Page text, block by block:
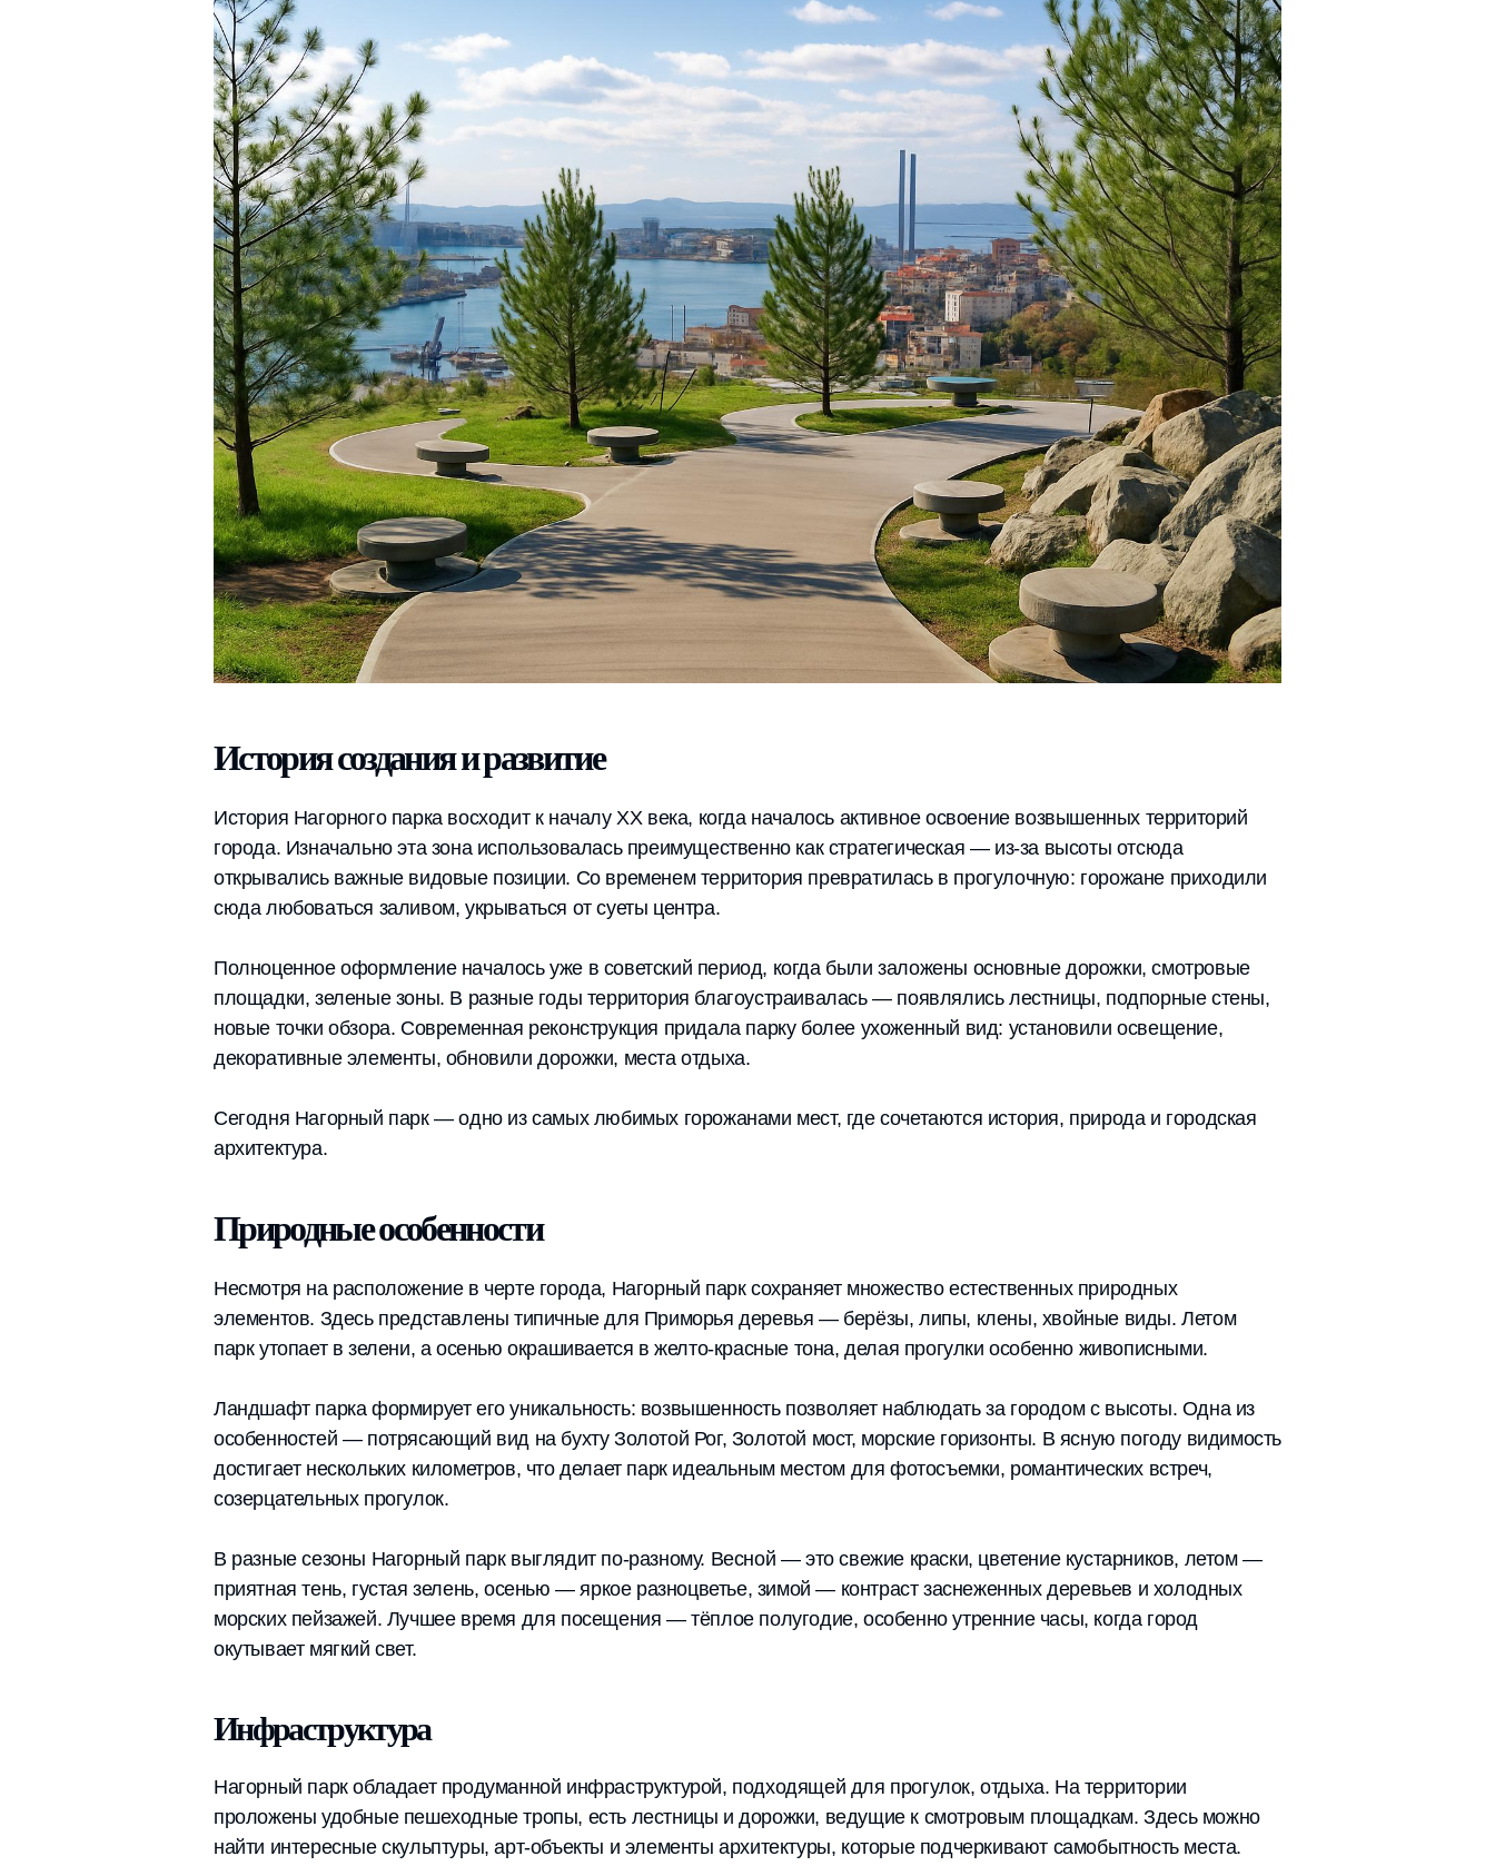
История создания и развитие
История Нагорного парка восходит к началу XX века, когда началось активное освоение возвышенных территорий
города. Изначально эта зона использовалась преимущественно как стратегическая — из-за высоты отсюда
открывались важные видовые позиции. Со временем территория превратилась в прогулочную: горожане приходили
сюда любоваться заливом, укрываться от суеты центра.
Полноценное оформление началось уже в советский период, когда были заложены основные дорожки, смотровые
площадки, зеленые зоны. В разные годы территория благоустраивалась — появлялись лестницы, подпорные стены,
новые точки обзора. Современная реконструкция придала парку более ухоженный вид: установили освещение,
декоративные элементы, обновили дорожки, места отдыха.
Сегодня Нагорный парк — одно из самых любимых горожанами мест, где сочетаются история, природа и городская
архитектура.
Природные особенности
Несмотря на расположение в черте города, Нагорный парк сохраняет множество естественных природных
элементов. Здесь представлены типичные для Приморья деревья — берёзы, липы, клены, хвойные виды. Летом
парк утопает в зелени, а осенью окрашивается в желто-красные тона, делая прогулки особенно живописными.
Ландшафт парка формирует его уникальность: возвышенность позволяет наблюдать за городом с высоты. Одна из
особенностей — потрясающий вид на бухту Золотой Рог, Золотой мост, морские горизонты. В ясную погоду видимость
достигает нескольких километров, что делает парк идеальным местом для фотосъемки, романтических встреч,
созерцательных прогулок.
В разные сезоны Нагорный парк выглядит по-разному. Весной — это свежие краски, цветение кустарников, летом —
приятная тень, густая зелень, осенью — яркое разноцветье, зимой — контраст заснеженных деревьев и холодных
морских пейзажей. Лучшее время для посещения — тёплое полугодие, особенно утренние часы, когда город
окутывает мягкий свет.
Инфраструктура
Нагорный парк обладает продуманной инфраструктурой, подходящей для прогулок, отдыха. На территории
проложены удобные пешеходные тропы, есть лестницы и дорожки, ведущие к смотровым площадкам. Здесь можно
найти интересные скульптуры, арт-объекты и элементы архитектуры, которые подчеркивают самобытность места.